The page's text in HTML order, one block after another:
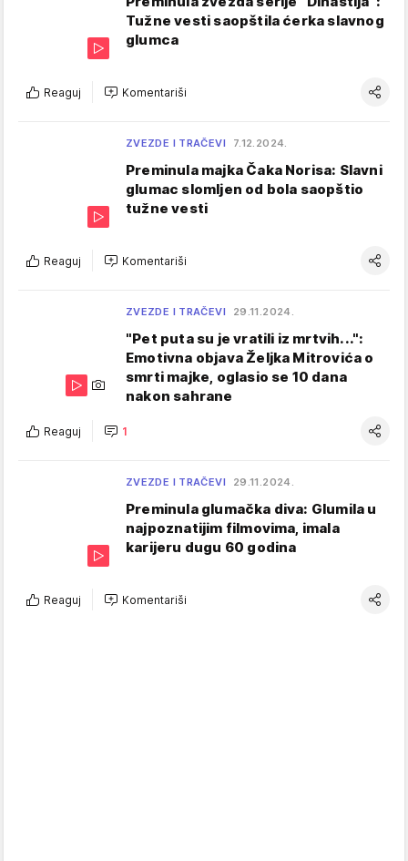
Tužne vesti saopštila ćerka slavnog
glumca
Reaguj Komentariši
ZVEZDE I TRAČEVI 7.12.2024.
Preminula majka Čaka Norisa: Slavni
glumac slomljen od bola saopštio
tužne vesti
Reaguj Komentariši
ZVEZDE I TRAČEVI 29.11.2024.
"Pet puta su je vratili iz mrtvih...":
Emotivna objava Željka Mitrovića o
smrti majke, oglasio se 10 dana
nakon sahrane
Reaguj 1
ZVEZDE I TRAČEVI 29.11.2024.
Preminula glumačka diva: Glumila u
najpoznatijim filmovima, imala
karijeru dugu 60 godina
Reaguj Komentariši